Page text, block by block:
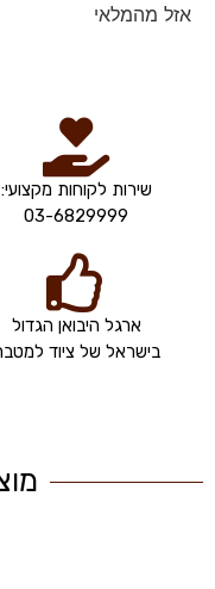
אזל מהמלאי
שירות לקוחות מקצועי:
03-6829999
ארגל היבואן הגדול
בישראל של ציוד